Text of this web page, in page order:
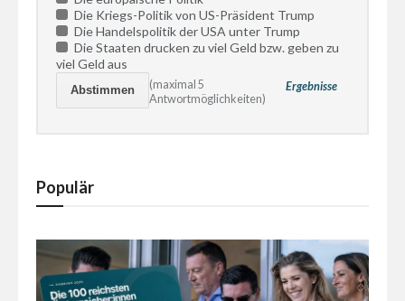
Die Kriegs-Politik von US-Präsident Trump
Die Handelspolitik der USA unter Trump
Die Staaten drucken zu viel Geld bzw. geben zu
viel Geld aus
Ergebnisse
(maximal 5
Antwortmöglichkeiten)
Populär